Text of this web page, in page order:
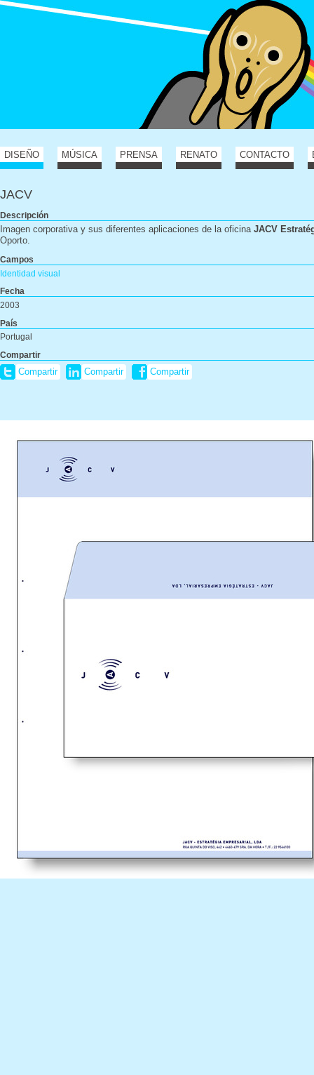
DISEÑO MÚSICA PRENSA RENATO CONTACTO
JACV
Descripción
Imagen corporativa y sus diferentes aplicaciones de la oficina JACV
Oporto.
Campos
Identidad visual
Fecha
2003
País
Portugal
Compartir
Compartir Compartir Compartir